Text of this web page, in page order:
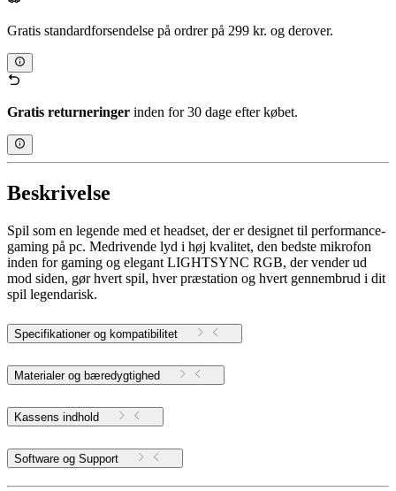
Gratis standardforsendelse på ordrer på 299 kr. og derover.
Gratis returneringer inden for 30 dage efter købet.
Beskrivelse
Spil som en legende med et headset, der er designet til performance-
gaming på pc. Medrivende lyd i høj kvalitet, den bedste mikrofon
inden for gaming og elegant LIGHTSYNC RGB, der vender ud
mod siden, gør hvert spil, hver præstation og hvert gennembrud i dit
spil legendarisk.
Specifikationer og kompatibilitet
Materialer og bæredygtighed
Kassens indhold
Software og Support